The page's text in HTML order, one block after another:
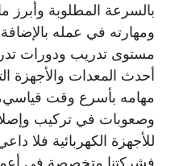
بالسرعة المطلوبة وأبرز
ومهارته في عمله
مستوى تدريب ودورات
أحدث المعدات والأجهزة
مهامه بأسرع وقت
وصعوبات في تركيب
للأجهزة الكهربائية فلا
فشركتنا متخصصة في